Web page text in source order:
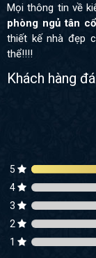
Mọi thông tin về
phòng ngủ tân
thiết kế nhà đẹp
thể!!!!
Khách hàng
5
4
3
2
1